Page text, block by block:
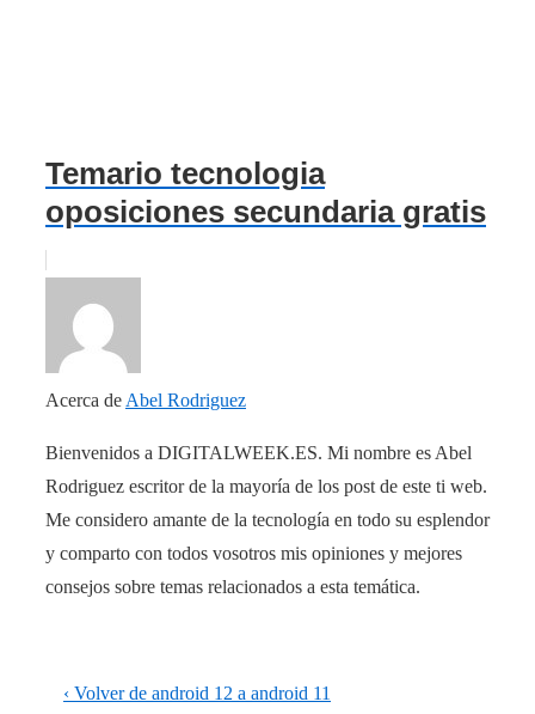
Temario tecnologia
oposiciones secundaria gratis
Acerca de Abel Rodriguez
Bienvenidos a DIGITALWEEK.ES. Mi nombre es Abel
Rodriguez escritor de la mayoría de los post de este ti web.
Me considero amante de la tecnología en todo su esplendor
y comparto con todos vosotros mis opiniones y mejores
consejos sobre temas relacionados a esta temática.
Navegación
La
‹ Volver de android 12 a android 11